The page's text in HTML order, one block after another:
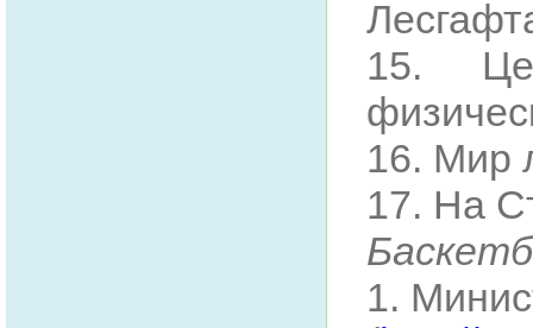
15.
16. Мир
17. На
1.